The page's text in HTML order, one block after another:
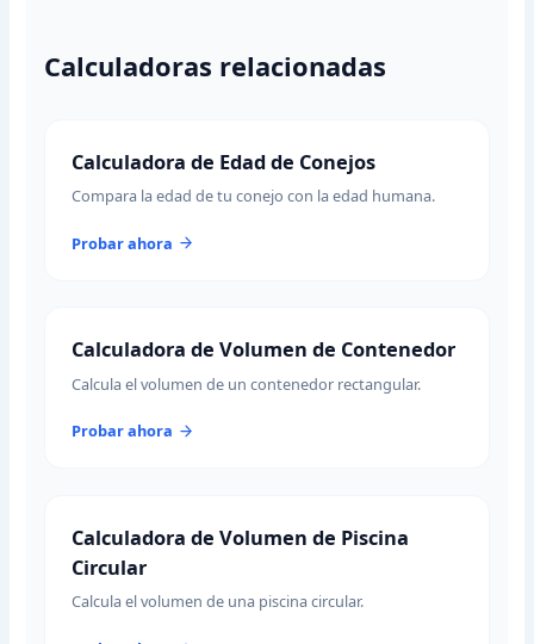
Calculadoras relacionadas
Calculadora de Edad de Conejos
Compara la edad de tu conejo con la edad humana.
Probar ahora
Calculadora de Volumen de Contenedor
Calcula el volumen de un contenedor rectangular.
Probar ahora
Calculadora de Volumen de Piscina
Circular
Calcula el volumen de una piscina circular.